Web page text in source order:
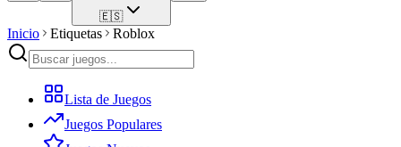
🇪🇸
Inicio Etiquetas Roblox
Lista de Juegos
Juegos Populares